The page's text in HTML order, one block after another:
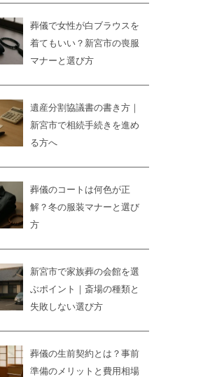
葬儀で女性が白ブラウスを
着てもいい？新宮市の喪服
マナーと選び方
遺産分割協議書の書き方｜
新宮市で相続手続きを進め
る方へ
葬儀のコートは何色が正
解？冬の服装マナーと選び
方
新宮市で家族葬の会館を選
ぶポイント｜斎場の種類と
失敗しない選び方
葬儀の生前契約とは？事前
準備のメリットと費用相場